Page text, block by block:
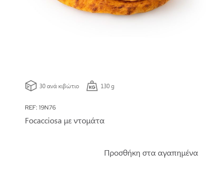
30 ανά κιβώτιο 130 g
REF: 19N76
Focacciosa με ντομάτα
Προσθήκη στα αγαπημένα